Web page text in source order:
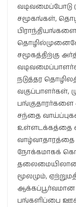
வடிவமைப்போடு
சமூகங்கள்,
சமூகத்திற்கு
நடுத்தர
வகுப்பாளர்கள்,
சந்தை
உள்ளடக்கத்தை
வாழ்வாதாரத்தை
நோக்கமாகக்
மூலமும்,
பங்களிப்பை